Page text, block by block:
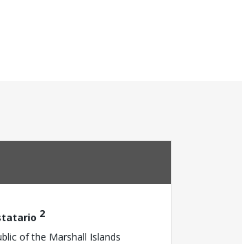
2
of the Marshall Islands